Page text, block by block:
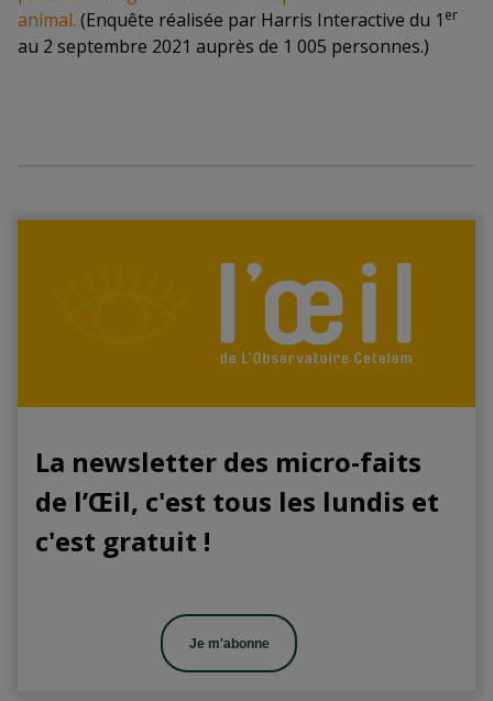
animal. (Enquête réalisée par Harris Interactive du 1 er
au 2 septembre 2021 auprès de 1 005 personnes.)
La newsletter des micro-faits
de l’Œil, c'est tous les lundis et
c'est gratuit !
Je m'abonne